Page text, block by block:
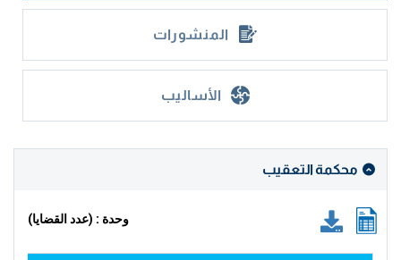
المنشورات
الأساليب
محكمة التعقيب
وحدة : (عدد القضايا)